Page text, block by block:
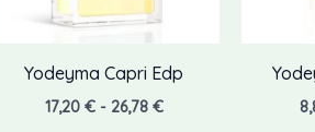
Yodeyma Capri Edp
17,20 € - 26,78 €Fascia